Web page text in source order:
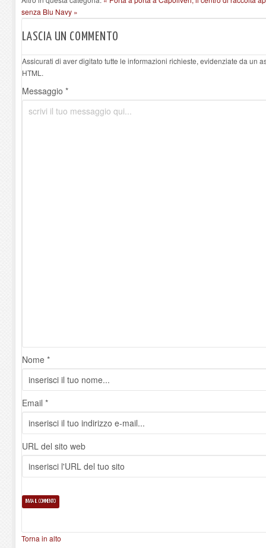
senza Blu Navy »
LASCIA UN COMMENTO
Assicurati di aver digitato tutte le informazioni richieste, evidenziate da un
HTML.
Messaggio *
Nome *
Email *
URL del sito web
Torna in alto